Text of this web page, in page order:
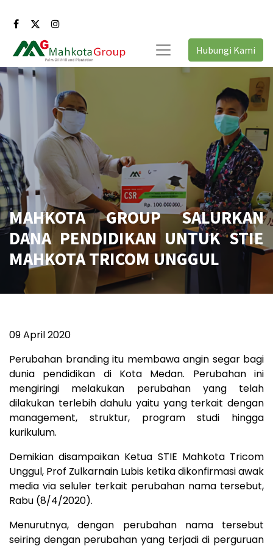
Hubungi Kami
MAHKOTA GROUP SALURKAN
DANA PENDIDIKAN UNTUK STIE
MAHKOTA TRICOM UNGGUL
09 April 2020
Perubahan branding itu membawa angin segar bagi
dunia pendidikan di Kota Medan. Perubahan ini
mengiringi melakukan perubahan yang telah
dilakukan terlebih dahulu yaitu yang terkait dengan
management, struktur, program studi hingga
kurikulum.
Demikian disampaikan Ketua STIE Mahkota Tricom
Unggul, Prof Zulkarnain Lubis ketika dikonfirmasi awak
media via seluler terkait perubahan nama tersebut,
Rabu (8/4/2020).
Menurutnya, dengan perubahan nama tersebut
seiring dengan perubahan yang terjadi di perguruan